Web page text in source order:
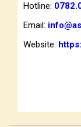
Hotline:
Email:
Website: